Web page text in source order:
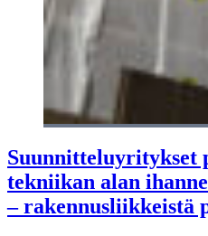
Suunnitteluyritykset
tekniikan alan
– rakennusliikkeistä